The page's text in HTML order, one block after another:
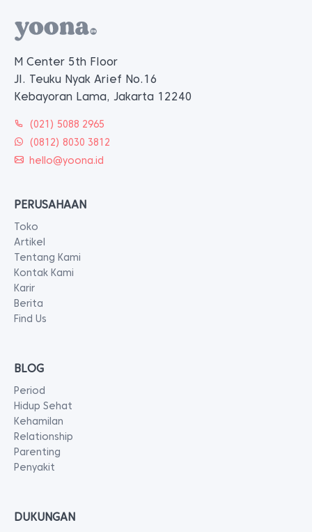
M Center 5th Floor
Jl. Teuku Nyak Arief No.16
Kebayoran Lama, Jakarta 12240
(021) 5088 2965
(0812) 8030 3812
hello@yoona.id
PERUSAHAAN
Toko
Artikel
Tentang Kami
Kontak Kami
Karir
Berita
Find Us
BLOG
Period
Hidup Sehat
Kehamilan
Relationship
Parenting
Penyakit
DUKUNGAN